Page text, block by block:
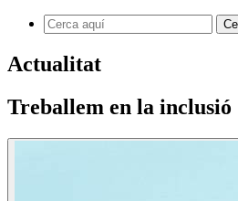
Actualitat
Treballem en la inclusió